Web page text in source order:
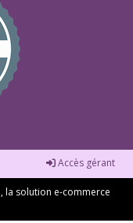
Accès gérant
, la solution e-commerce